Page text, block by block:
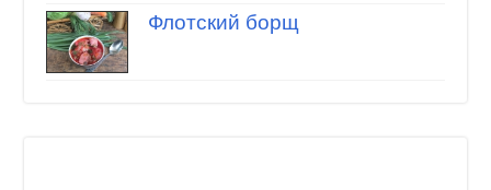
Флотский борщ